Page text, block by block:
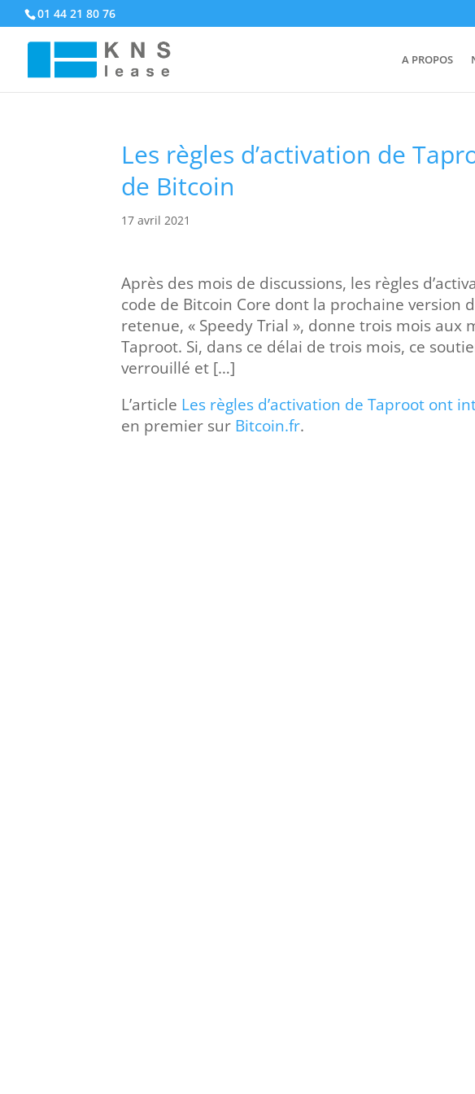
01 44 21 80 76
A PROPOS
Les règles d’activation de
de Bitcoin
17 avril 2021
Après des mois de discussions, les règles
code de Bitcoin Core dont la prochaine version
retenue, « Speedy Trial », donne trois mois
Taproot. Si, dans ce délai de trois mois, ce
verrouillé et […]
L’article Les règles d’activation de Taproot ont
en premier sur Bitcoin.fr.